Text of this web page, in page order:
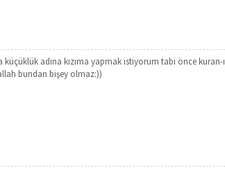
adına kızıma yapmak istiyorum tabi önce kuran-ı
bundan bişey olmaz:))